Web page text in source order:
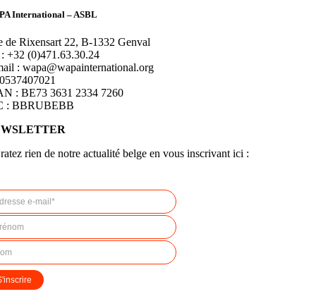
International – ASBL
de Rixensart 22, B-1332 Genval
+32 (0)471.63.30.24
: wapa@wapainternational.org
: BE73 3631 2334 7260
: BBRUBEBB
rien de notre actualité belge en vous inscrivant ici :